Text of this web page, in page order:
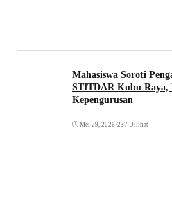
Mahasiswa Soroti
STITDAR Kubu Raya,
Kepengurusan
Mei 29, 2026•237 Dilihat